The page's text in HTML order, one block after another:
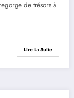
de trésors à
Lire La Suite